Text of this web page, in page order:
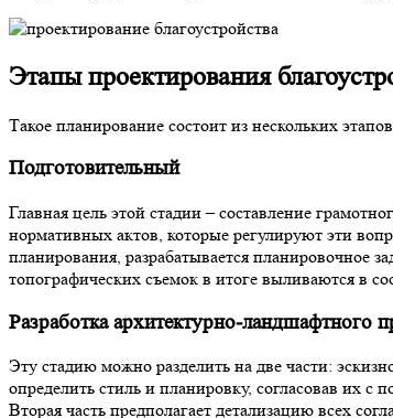
Этапыпроектирования
Такое планирование состоит из нескольких этапов.
Подготовительный
Главная цель этой стадии – составление
нормативных актов, которые регулируют эти
планирования, разрабатывается планировочное
топографических съемок в итоге выливаются в
Разработка архитектурно-ландшафтного
Эту стадию можно разделить на две части:
определить стиль и планировку, согласовав их
Вторая часть предполагает детализацию всех